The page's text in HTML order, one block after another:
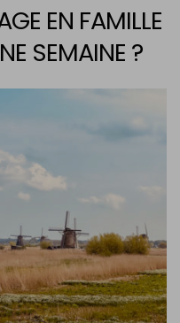
EN FAMILLE
SEMAINE ?